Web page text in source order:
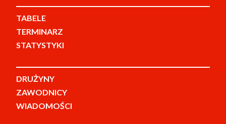
TABELE
TERMINARZ
STATYSTYKI
DRUŻYNY
ZAWODNICY
WIADOMOŚCI